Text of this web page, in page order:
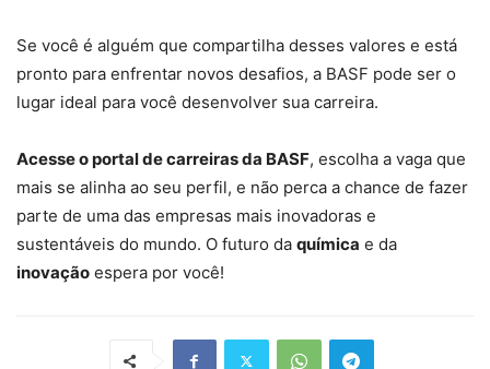
Se você é alguém que compartilha desses valores e está
pronto para enfrentar novos desafios, a BASF pode ser o
lugar ideal para você desenvolver sua carreira.
Acesse o portal de carreiras da BASF, escolha a vaga que
mais se alinha ao seu perfil, e não perca a chance de fazer
parte de uma das empresas mais inovadoras e
sustentáveis do mundo. O futuro da química e da
inovação espera por você!